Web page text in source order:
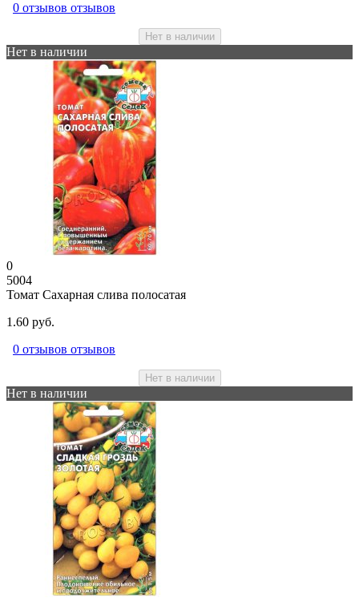
0 отзывов отзывов
Нет в наличии
Нет в наличии
0
5004
Томат Сахарная слива полосатая
1.60 руб.
0 отзывов отзывов
Нет в наличии
Нет в наличии